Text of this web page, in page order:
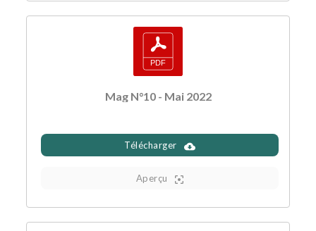
Mag N°10 - Mai 2022
Télécharger
Aperçu